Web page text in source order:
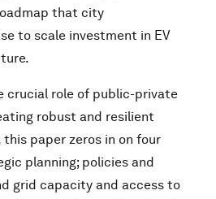
that city
to scale investment in EV
crucial role of public-private
robust and resilient
paper zeros in on four
planning; policies and
grid capacity and access to